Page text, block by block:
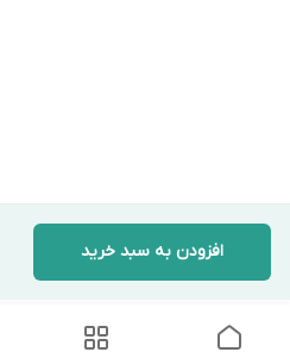
افزودن به سبد خرید